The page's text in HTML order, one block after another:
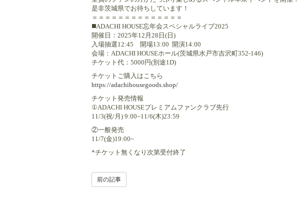
是非茨城県でお待ちしています！
＝＝＝＝＝＝＝＝＝＝＝＝＝＝
◼️ADACHI HOUSE忘年会スペシャルライブ2025
開催日：2025年12月28日(日)
入場抽選12:45 開場13:00 開演14:00
会場：ADACHI HOUSEホール(茨城県水戸市吉沢町352-146)
チケット代：5000円(別途1D)
チケットご購入はこちら
https://adachihousegoods.shop/
チケット発売情報
①ADACHI HOUSEプレミアムファンクラブ先行
11/3(祝/月) 9:00~11/6(木)23:59
②一般発売
11/7(金)19:00~
*チケット無くなり次第受付終了
前の記事